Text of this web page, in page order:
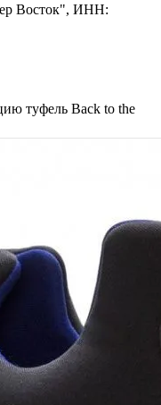
Восток", ИНН:
туфель Back to the